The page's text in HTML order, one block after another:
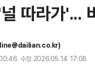
따라가'...
수정 2026.05.14 17:08